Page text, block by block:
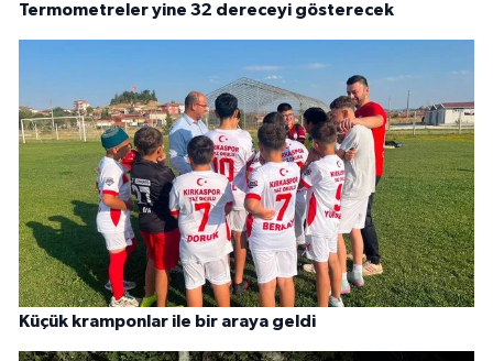
Termometreler yine 32 dereceyi gösterecek
Küçük kramponlar ile bir araya geldi